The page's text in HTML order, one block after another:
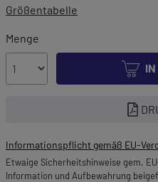
Größentabelle
Menge
Informationspflicht gemäß EU-
Etwaige Sicherheitshinweise gem.
Information und Aufbewahrung